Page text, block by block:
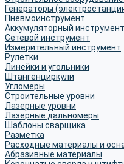
Генераторы
Пневмоинструмент
Аккумуляторный инструмент
Сетевой инструмент
Измерительный инструмент
Рулетки
Линейки и угольники
Штангенциркули
Угломеры
Строительные уровни
Лазерные уровни
Лазерные дальномеры
Шаблоны сварщика
Разметка
Расходные материалы и
Абразивные материалы